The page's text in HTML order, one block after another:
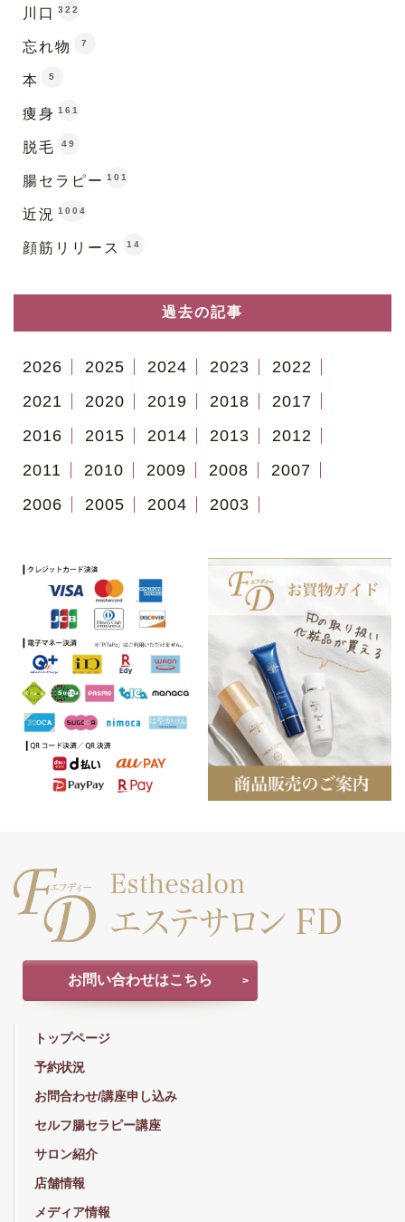
川口 322
忘れ物 7
本 5
痩身 161
脱毛 49
腸セラピー 101
近況 1004
顔筋リリース 14
過去の記事
2026 2025 2024 2023
2022
2021
2020 2019 2018
2017
2016
2015 2014 2013
2012
2011
2010 2009 2008
2007
2006
2005 2004 2003
お問い合わせはこちら
トップページ
予約状況
お問合わせ/講座申し込み
セルフ腸セラピー講座
サロン紹介
店舗情報
メディア情報